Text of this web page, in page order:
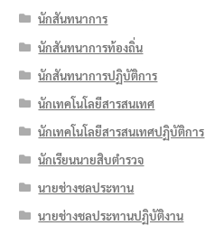
นักสันทนาการ
นักสันทนาการท้องถิ่น
นักสันทนาการปฏิบัติการ
นักเทคโนโลยีสารสนเทศ
นักเทคโนโลยีสารสนเทศปฏิบัติการ
นักเรียนนายสิบตำรวจ
นายช่างชลประทาน
นายช่างชลประทานปฏิบัติงาน